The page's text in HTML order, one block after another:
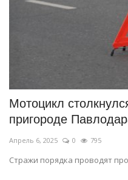
Мотоцикл
пригороде
Апрель 6, 2025 0 795
Стражи порядка проводят